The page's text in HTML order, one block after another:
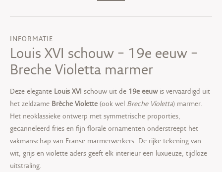
INFORMATIE
Louis XVI schouw – 19e eeuw –
Breche Violetta marmer
Deze elegante Louis XVI schouw uit de 19e eeuwis vervaardigd uit
het zeldzame Brèche Violette (ook wel Breche Violetta) marmer.
Het neoklassieke ontwerp met symmetrische proporties,
gecanneleerd fries en fijn florale ornamenten onderstreept het
vakmanschap van Franse marmerwerkers. De rijke tekening van
wit, grijs en violette aders geeft elk interieur een luxueuze, tijdloze
uitstraling.